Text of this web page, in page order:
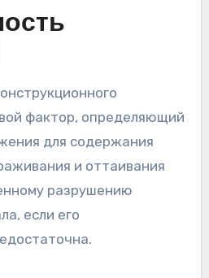
фактор, определяющий
для содержания
и оттаивания
разрушению
если его